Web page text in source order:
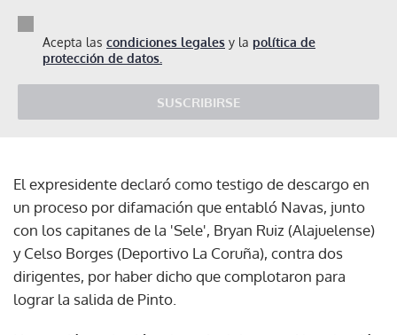
Acepta las condiciones legales y la política de
protección de datos.
SUSCRIBIRSE
El expresidente declaró como testigo de descargo en
un proceso por difamación que entabló Navas, junto
con los capitanes de la 'Sele', Bryan Ruiz (Alajuelense)
y Celso Borges (Deportivo La Coruña), contra dos
dirigentes, por haber dicho que complotaron para
lograr la salida de Pinto.